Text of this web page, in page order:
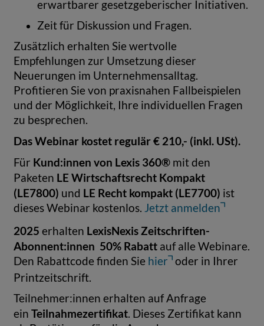
erwartbarer gesetzgeberischer Initiativen.
Zeit für Diskussion und Fragen.
Zusätzlich erhalten Sie wertvolle
Empfehlungen zur Umsetzung dieser
Neuerungen im Unternehmensalltag.
Profitieren Sie von praxisnahen Fallbeispielen
und der Möglichkeit, Ihre individuellen Fragen
zu besprechen.
Das Webinar kostet regulär € 210,- (inkl. USt).
Für Kund:innen von Lexis 360® mit den
Paketen LE Wirtschaftsrecht Kompakt
(LE7800) und LE Recht kompakt (LE7700) ist
dieses Webinar kostenlos. Jetzt anmelden
2025erhalten LexisNexis Zeitschriften-
Abonnent:innen 50% Rabatt auf alle Webinare.
Den Rabattcode finden Sie hier
oder in Ihrer
Printzeitschrift.
Teilnehmer:innen erhalten auf Anfrage
einTeilnahmezertifikat. Dieses Zertifikat kann